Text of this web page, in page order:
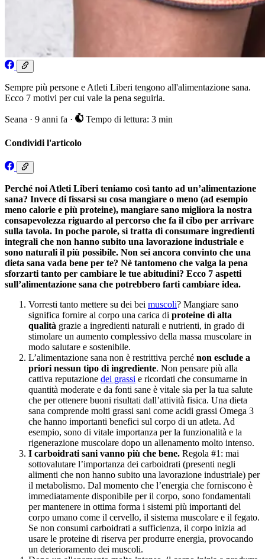
Sempre più persone e Atleti Liberi tengono all'alimentazione sana.
Ecco 7 motivi per cui vale la pena seguirla.
Seana · 9 anni fa · Tempo di lettura: 3 min
Condividi l'articolo
Perché noi Atleti Liberi teniamo così tanto ad un’alimentazione
sana? Invece di fissarsi su cosa mangiare o meno (ad esempio
meno calorie e più proteine), mangiare sano migliora la nostra
consapevolezza riguardo al percorso che fa il cibo per arrivare
sulla tavola. In poche parole, si tratta di consumare ingredienti
integrali che non hanno subito una lavorazione industriale e
sono naturali il più possibile. Non sei ancora convinto che una
dieta sana vada bene per te? Nè tantomeno che valga la pena
sforzarti tanto per cambiare le tue abitudini? Ecco 7 aspetti
sull’alimentazione sana che potrebbero farti cambiare idea.
Vorresti tanto mettere su dei bei muscoli? Mangiare sano
significa fornire al corpo una carica di proteine di alta
qualità grazie a ingredienti naturali e nutrienti, in grado di
stimolare un aumento complessivo della massa muscolare in
modo salutare e sostenibile.
L’alimentazione sana non è restrittiva perché non esclude a
priori nessun tipo di ingrediente. Non pensare più alla
cattiva reputazione dei grassi e ricordati che consumarne in
quantità moderate e da fonti sane è vitale sia per la tua salute
che per ottenere buoni risultati dall’attività fisica. Una dieta
sana comprende molti grassi sani come acidi grassi Omega 3
che hanno importanti benefici sul corpo di un atleta. Ad
esempio, sono di vitale importanza per la funzionalità e la
rigenerazione muscolare dopo un allenamento molto intenso.
I carboidrati sani vanno più che bene. Regola #1: mai
sottovalutare l’importanza dei carboidrati (presenti negli
alimenti che non hanno subito una lavorazione industriale) per
il metabolismo. Dal momento che l’energia che forniscono è
immediatamente disponibile per il corpo, sono fondamentali
per mantenere in ottima forma i sistemi più importanti del
corpo umano come il cervello, il sistema muscolare e il fegato.
Se non consumi carboidrati a sufficienza, il corpo inizia ad
usare le proteine di riserva per produrre energia, provocando
un deterioramento dei muscoli.